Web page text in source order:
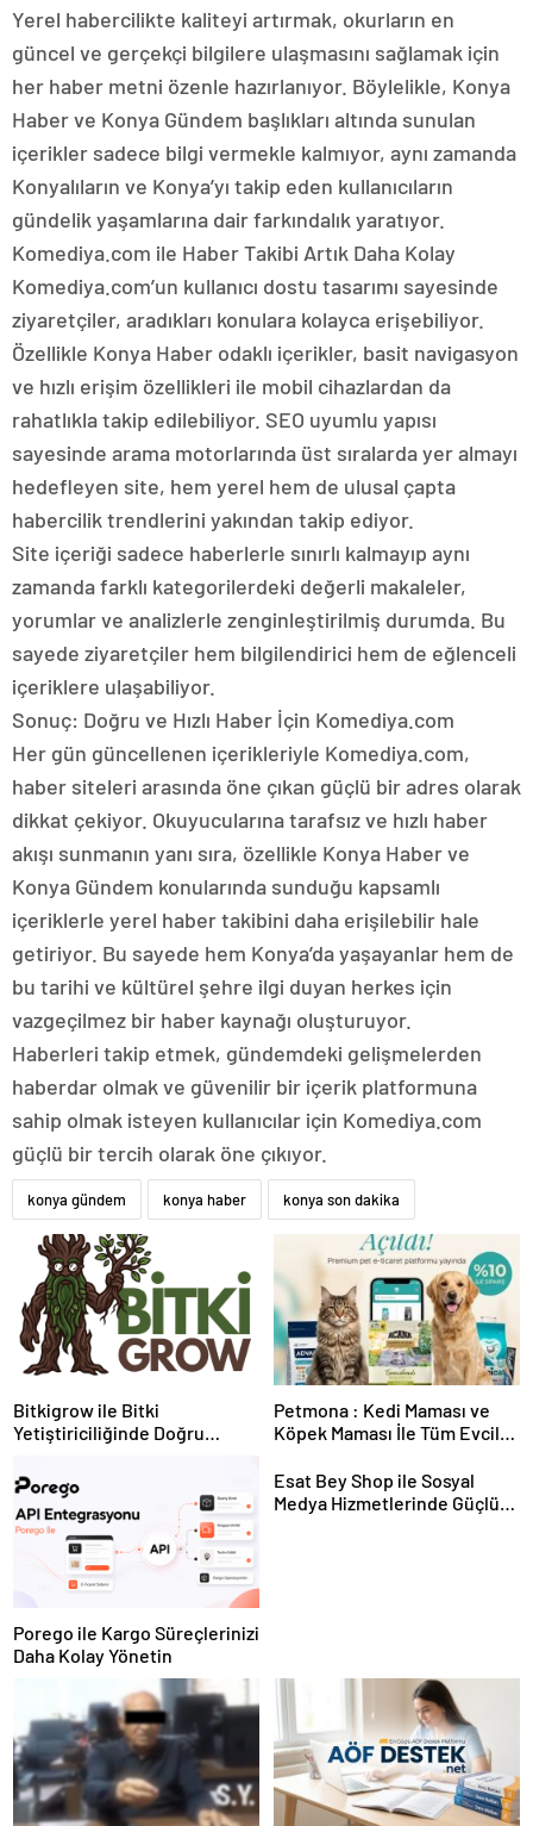
Yerel habercilikte kaliteyi artırmak, okurların en
güncel ve gerçekçi bilgilere ulaşmasını sağlamak için
her haber metni özenle hazırlanıyor. Böylelikle, Konya
Haber ve Konya Gündem başlıkları altında sunulan
içerikler sadece bilgi vermekle kalmıyor, aynı zamanda
Konyalıların ve Konya’yı takip eden kullanıcıların
gündelik yaşamlarına dair farkındalık yaratıyor.
Komediya.com ile Haber Takibi Artık Daha Kolay
Komediya.com’un kullanıcı dostu tasarımı sayesinde
ziyaretçiler, aradıkları konulara kolayca erişebiliyor.
Özellikle Konya Haber odaklı içerikler, basit navigasyon
ve hızlı erişim özellikleri ile mobil cihazlardan da
rahatlıkla takip edilebiliyor. SEO uyumlu yapısı
sayesinde arama motorlarında üst sıralarda yer almayı
hedefleyen site, hem yerel hem de ulusal çapta
habercilik trendlerini yakından takip ediyor.
Site içeriği sadece haberlerle sınırlı kalmayıp aynı
zamanda farklı kategorilerdeki değerli makaleler,
yorumlar ve analizlerle zenginleştirilmiş durumda. Bu
sayede ziyaretçiler hem bilgilendirici hem de eğlenceli
içeriklere ulaşabiliyor.
Sonuç: Doğru ve Hızlı Haber İçin Komediya.com
Her gün güncellenen içerikleriyle Komediya.com,
haber siteleri arasında öne çıkan güçlü bir adres olarak
dikkat çekiyor. Okuyucularına tarafsız ve hızlı haber
akışı sunmanın yanı sıra, özellikle Konya Haber ve
Konya Gündem konularında sunduğu kapsamlı
içeriklerle yerel haber takibini daha erişilebilir hale
getiriyor. Bu sayede hem Konya’da yaşayanlar hem de
bu tarihi ve kültürel şehre ilgi duyan herkes için
vazgeçilmez bir haber kaynağı oluşturuyor.
Haberleri takip etmek, gündemdeki gelişmelerden
haberdar olmak ve güvenilir bir içerik platformuna
sahip olmak isteyen kullanıcılar için Komediya.com
güçlü bir tercih olarak öne çıkıyor.
konya gündem konya haber konya son dakika
Bitkigrow ile Bitki
Yetiştiriciliğinde Doğru
Petmona : Kedi Maması ve
Köpek Maması İle Tüm Evcil
Porego ile Kargo Süreçlerinizi
Daha Kolay Yönetin
Esat Bey Shop ile Sosyal
Medya Hizmetlerinde Güçlü